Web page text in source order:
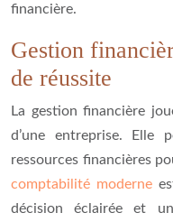
financière.
Gestion
de réussite
La gestion financière
d’une entreprise. Elle
ressources financières
comptabilité moderne
décision éclairée et